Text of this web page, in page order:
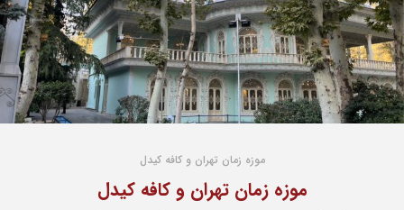
موزه زمان تهران و کافه کیدل
موزه زمان تهران و کافه کیدل